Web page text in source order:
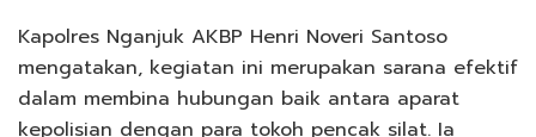
Kapolres Nganjuk AKBP Henri Noveri Santoso
mengatakan, kegiatan ini merupakan sarana efektif
dalam membina hubungan baik antara aparat
kepolisian dengan para tokoh pencak silat. Ia